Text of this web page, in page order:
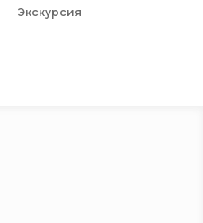
Экскурсия